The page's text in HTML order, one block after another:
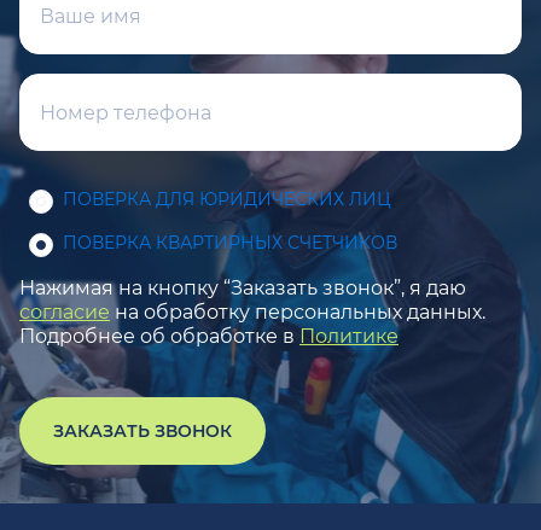
ПОВЕРКА ДЛЯ ЮРИДИЧЕСКИХ ЛИЦ
ПОВЕРКА КВАРТИРНЫХ СЧЕТЧИКОВ
Нажимая на кнопку “Заказать звонок”, я даю
согласие на обработку персональных данных.
Подробнее об обработке в Политике
ЗАКАЗАТЬ ЗВОНОК